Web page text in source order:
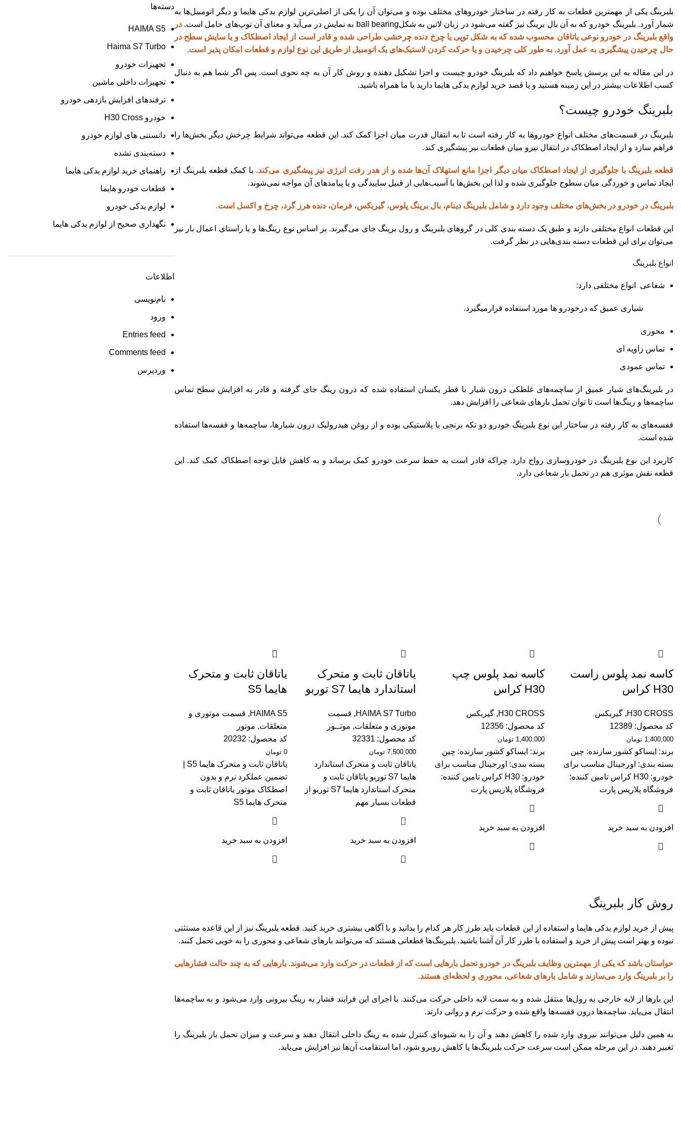
بلبرینگ یکی از مهمترین قطعات به کار رفته در ساختار خودروهای مختلف بوده و می‌توان آن را یکی از اصلی‌ترین لوازم یدکی هایما و دیگر اتومبیل‌ها به
شمار آورد. بلبرینگ خودرو که به آن بال برینگ نیز گفته می‌شود در زبان لاتین به شکلball bearing به نمایش در می‌آید و معنای آن توپ‌های حامل است.
در
واقع بلبرینگ در خودرو نوعی یاتاقان محسوب شده که به شکل توپی یا چرخ دنده چرخشی طراحی شده و قادر است از ایجاد اصطکاک و یا سایش سطح در
حال چرخیدن پیشگیری به عمل آورد. به طور کلی چرخیدن و یا حرکت کردن لاستیک‌های یک اتومبیل از طریق این نوع لوازم و قطعات امکان پذیر است.
در این مقاله به این پرسش پاسخ خواهیم داد که بلبرینگ خودرو چیست و اجزا تشکیل دهنده و روش کار آن به چه نحوی است. پس اگر شما هم به دنبال
کسب اطلاعات بیشتر در این زمینه هستید و یا قصد خرید لوازم یدکی هایما دارید با ما همراه باشید.
بلبرینگ خودرو چیست؟
بلبرینگ در قسمت‌های مختلف انواع خودروها به کار رفته است تا به انتقال قدرت میان اجزا کمک کند. این قطعه می‌تواند شرایط چرخش دیگر بخش‌ها را
فراهم سازد و از ایجاد اصطکاک در انتقال نیرو میان قطعات نیز پیشگیری کند.
قطعه بلبرینگ با جلوگیری از ایجاد اصطکاک میان دیگر اجزا مانع استهلاک آن‌ها شده و از هدر رفت انرژی نیز پیشگیری می‌کند. با کمک قطعه بلبرینگ از
ایجاد تماس‌ و خوردگی میان سطوح جلوگیری شده و لذا این بخش‌ها با آسیب‌هایی از قبیل ساییدگی و یا پیامدهای آن مواجه نمی‌شوند.
بلبرینگ در خودرو در بخش‌های مختلف وجود دارد و شامل بلبرینگ دینام، بال برینگ پلوس، گیربکس، فرمان، دنده هرز گرد، چرخ و اکسل است.
این قطعات انواع مختلفی دارند و طبق یک دسته بندی کلی در گرو‌های بلبرینگ و رول برینگ جای می‌گیرند. بر اساس نوع رینگ‌ها و یا راستای اعمال بار نیز
می‌توان برای این قطعات دسته بندی‌هایی در نظر گرفت.
انواع بلبرینگ
شعاعی انواع مختلفی دارد:
شیاری عمیق که درخودرو ها مورد استفاده قرارمیگیرد.
محوری
تماس زاویه ای
تماس عمودی
در بلبرینگ‌های شیار عمیق از ساچمه‌های غلطکی درون شیار با قطر یکسان استفاده شده که درون رینگ جای گرفته و قادر به افزایش سطح تماس
ساچمه‌ها و رینگ‌ها است تا توان تحمل بارهای شعاعی را افزایش دهد.
قفسه‌های به کار رفته در ساختار این نوع بلبرینگ خودرو دو تکه برنجی یا پلاستیکی بوده و از روغن هیدرولیک درون شیارها، ساچمه‌ها و قفسه‌ها استفاده
شده است.
کاربرد این نوع بلبرینگ در خودروسازی رواج دارد. چراکه قادر است به حفط سرعت خودرو کمک برساند و به کاهش قابل توجه اصطکاک کمک کند. این
قطعه نقش موثری هم در تحمل بار شعاعی دارد.
کاسه نمد پلوس راست
H30 کراس
H30 CROSS
, گیربکس
کد محصول: 12389
1,400,000 تومان
برند: ایساکو کشور سازنده: چین
بسته بندی: اورجینال مناسب برای
خودرو: H30 کراس
تامین کننده:
فروشگاه پلاریس پارت
افزودن به سبد خرید
کاسه نمد پلوس چپ
H30 کراس
H30 CROSS
, گیربکس
کد محصول: 12356
1,400,000 تومان
برند: ایساکو کشور سازنده: چین
بسته بندی: اورجینال مناسب برای
خودرو: H30 کراس
تامین کننده:
فروشگاه پلاریس پارت
افزودن به سبد خرید
یاتاقان ثابت و متحرک
استاندارد هایما S7 توربو
HAIMA S7 Turbo
, قسمت
موتوری و متعلقات, موتــور
کد محصول: 32331
7,500,000 تومان
یاتاقان ثابت و متحرک استاندارد
هایما S7 توربو یاتاقان ثابت و
متحرک استاندارد هایما S7 توربو از
قطعات بسیار مهم
افزودن به سبد خرید
یاتاقان ثابت و متحرک
هایما S5
HAIMA S5
, قسمت موتوری و
متعلقات, موتور
کد محصول: 20232
0 تومان
تضمین عملکرد نرم و بدون
اصطکاک موتور یاتاقان ثابت و
متحرک هایما S5
افزودن به سبد خرید
روش کار بلبرینگ
پیش از خرید لوازم یدکی هایما و استفاده از این قطعات باید طرز کار هر کدام را بدانید و با آگاهی بیشتری خرید کنید. قطعه بلبرینگ نیز از این قاعده مستثنی
نبوده و بهتر است پیش از خرید و استفاده با طرز کار آن آشنا باشید. بلبرینگ‌ها قطعاتی هستند که می‌توانند بارهای شعاعی و محوری را به خوبی تحمل کنند‌.
حواستان باشد که یکی از مهمترین وظایف بلبرینگ در خودرو تحمل بارهایی است که از قطعات در حرکت وارد می‌شوند. بارهایی که به چند حالت فشارهایی
را بر بلبرینگ وارد می‌سازند و شامل بارهای شعاعی، محوری و لحظه‌ای هستند.
این بارها از لایه خارجی به رول‌ها منتقل شده و به سمت لایه داخلی حرکت می‌کنند. با اجرای این فرایند فشار به رینگ بیرونی وارد می‌شود و به ساچمه‌ها
انتقال می‌یابد. ساچمه‌ها درون قفسه‌ها واقع شده و حرکت نرم و روانی دارند.
به همین دلیل می‌توانند نیروی وارد شده را کاهش دهند و آن را به شیوه‌ای کنترل شده به رینگ داخلی انتقال دهند و سرعت و میزان تحمل بار بلبرینگ را
تغییر دهند. در این مرحله ممکن است سرعت حرکت بلبرینگ‌ها با کاهش روبرو شود، اما استقامت آن‌ها نیز افزایش می‌یابد.
دسته‌ها
HAIMA S5
Haima S7 Turbo
تجهیزات خودرو
تجهیزات داخلی ماشین
ترفندهای افزایش بازدهی خودرو
خودرو H30 Cross
دانستنی های لوازم خودرو
دسته‌بندی نشده
راهنمای خرید لوازم یدکی هایما
قطعات خودرو هایما
لوازم یدکی خودرو
نگهداری صحیح از لوازم یدکی هایما
اطلاعات
نام‌نویسی
ورود
Entries feed
Comments feed
وردپرس